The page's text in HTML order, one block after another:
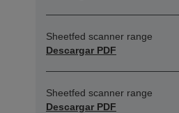
Sheetfed scanner range
Descargar PDF
Sheetfed scanner range
Descargar PDF